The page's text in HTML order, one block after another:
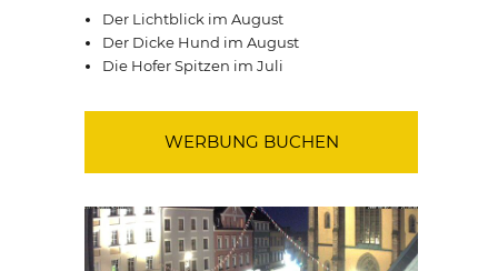
Der Lichtblick im August
Der Dicke Hund im August
Die Hofer Spitzen im Juli
WERBUNG BUCHEN